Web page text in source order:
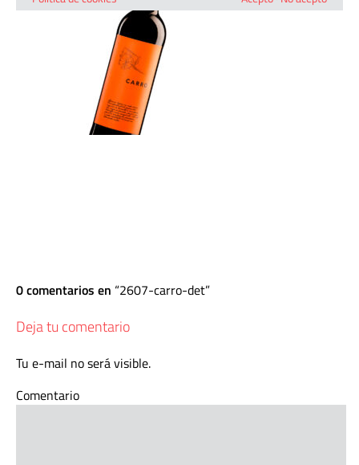
0 comentarios en 2607-carro-det
Deja tu comentario
Tu e-mail no será visible.
Comentario